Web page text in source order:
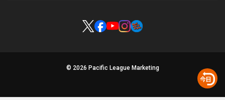
© 2026 Pacific League Marketing